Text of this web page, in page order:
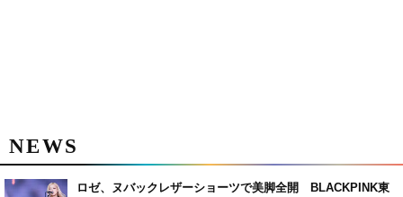
NEWS
ロゼ、ヌバックレザーショーツで美脚全開 BLACKPINK東